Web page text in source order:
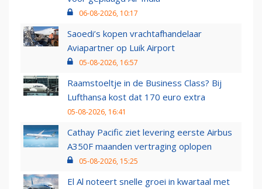
06-08-2026, 10:17
Saoedi’s kopen vrachtafhandelaar
Aviapartner op Luik Airport
05-08-2026, 16:57
Raamstoeltje in de Business Class? Bij
Lufthansa kost dat 170 euro extra
05-08-2026, 16:41
Cathay Pacific ziet levering eerste Airbus
A350F maanden vertraging oplopen
05-08-2026, 15:25
El Al noteert snelle groei in kwartaal met